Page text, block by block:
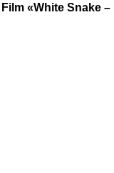
«White Snake